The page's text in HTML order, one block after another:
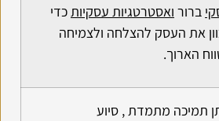
ברור ואסטרטגיות עסקיות כדי
את העסק להצלחה ולצמיחה
הארוך.
תמיכה מתמדת , סיוע